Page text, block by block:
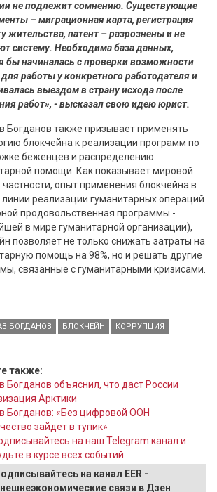
не подлежит сомнению. Существующие
– миграционная карта, регистрация
жительства, патент – разрознены и не
систему. Необходима база данных,
бы начиналась с проверки возможности
работы у конкретного работодателя и
выездом в страну исхода после
работ», - высказал свою идею юрист.
Богданов также призывает применять
блокчейна к реализации программ по
беженцев и распределению
помощи. Как показывает мировой
опыт применения блокчейна в
реализации гуманитарных операций
продовольственная программы -
в мире гуманитарной организации),
позволяет не только снижать затраты на
помощь на 98%, но и решать другие
связанные с гуманитарными кризисами.
БОГДАНОВ БЛОКЧЕЙН КОРРУПЦИЯ
также:
Богданов объяснил, что даст России
Арктики
Богданов: «Без цифровой ООН
зайдет в тупик»
на наш Telegram канал и
в курсе всех событий
на канал EER -
связи в Дзен